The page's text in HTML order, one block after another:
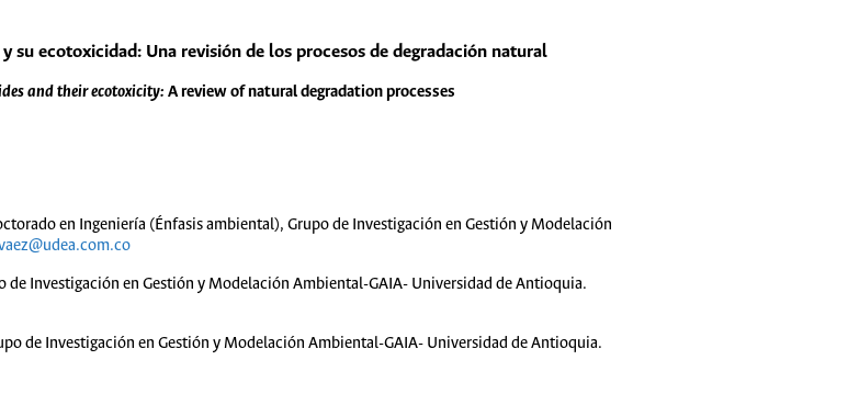
su ecotoxicidad: Una revisión de los procesos de degradación natural
and theirecotoxicity: A review of natural degradation processes
en Ingeniería (Énfasis ambiental), Grupo de Investigación en Gestión y Modelación
de Investigación en Gestión y Modelación Ambiental-GAIA- Universidad de Antioquia.
de Investigación en Gestión y Modelación Ambiental-GAIA- Universidad de Antioquia.